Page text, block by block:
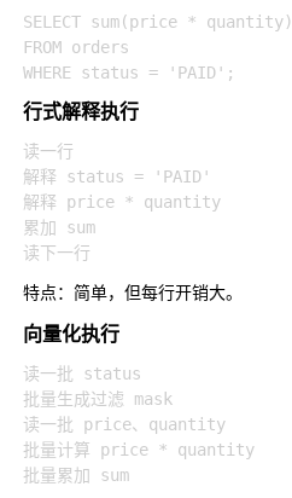
SELECT sum(price * quantity)
FROM orders
行式解释执行
读一行
解释 status = 'PAID'
解释 price * quantity
累加 sum
特点：简单，但每行开销大。
向量化执行
读一批 status
批量生成过滤 mask
读一批 price、quantity
批量计算 price * quantity